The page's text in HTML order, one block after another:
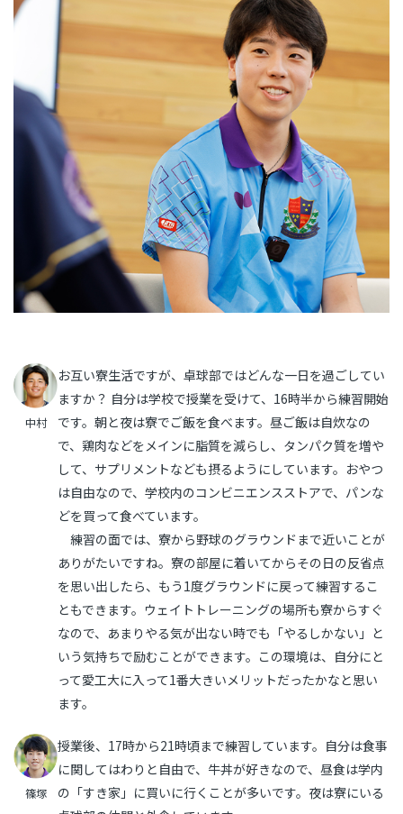
中村
お互い寮生活ですが、卓球部ではどんな一日を過ごしてい
ますか？ 自分は学校で授業を受けて、16時半から練習開始
です。朝と夜は寮でご飯を食べます。昼ご飯は自炊なの
で、鶏肉などをメインに脂質を減らし、タンパク質を増や
して、サプリメントなども摂るようにしています。おやつ
は自由なので、学校内のコンビニエンスストアで、パンな
どを買って食べています。
練習の面では、寮から野球のグラウンドまで近いことが
ありがたいですね。寮の部屋に着いてからその日の反省点
を思い出したら、もう1度グラウンドに戻って練習するこ
ともできます。ウェイトトレーニングの場所も寮からすぐ
なので、あまりやる気が出ない時でも「やるしかない」と
いう気持ちで励むことができます。この環境は、自分にと
って愛工大に入って1番大きいメリットだったかなと思い
ます。
篠塚
授業後、17時から21時頃まで練習しています。自分は食事
に関してはわりと自由で、牛丼が好きなので、昼食は学内
の「すき家」に買いに行くことが多いです。夜は寮にいる